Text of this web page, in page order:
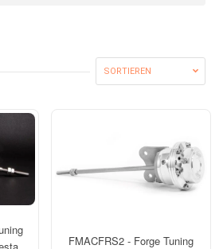
SORTIEREN
FMACFRS2 - Forge Tuning